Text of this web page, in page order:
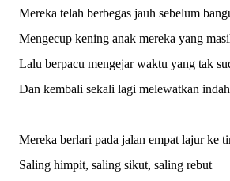
semua menggambarkan Maria yang
berdevosi pada Maria yang menang
Mereka telah berbegas jauh sebelum
Mengecup kening anak mereka yang
Lalu berpacu mengejar waktu yang tak
Dan kembali sekali lagi melewatkan
Mereka berlari pada jalan empat lajur ke
Saling himpit, saling sikut, saling rebut